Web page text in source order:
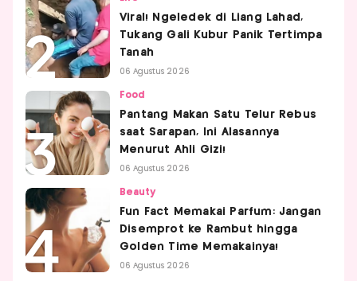
Viral! Ngeledek di Liang Lahad,
Tukang Gali Kubur Panik Tertimpa
Tanah
06 Agustus 2026
Food
Pantang Makan Satu Telur Rebus
saat Sarapan, Ini Alasannya
Menurut Ahli Gizi!
06 Agustus 2026
Beauty
Fun Fact Memakai Parfum: Jangan
Disemprot ke Rambut hingga
Golden Time Memakainya!
06 Agustus 2026